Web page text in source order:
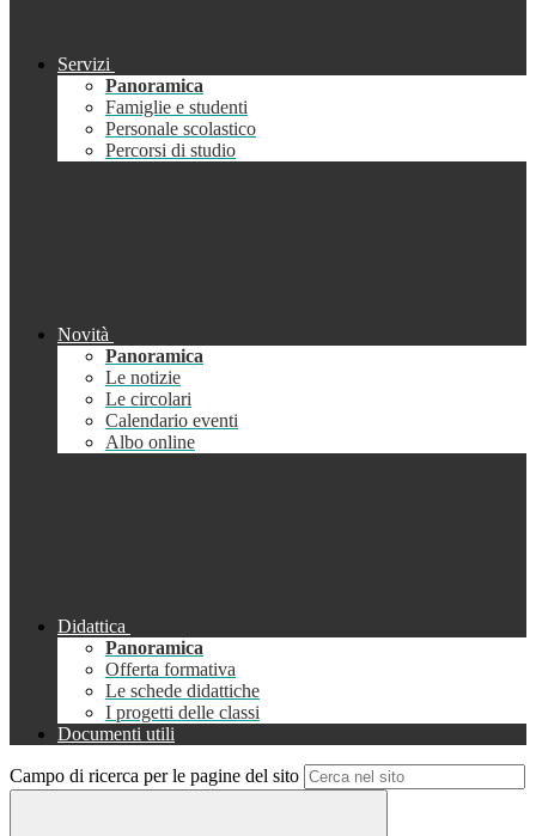
Servizi
Panoramica
Famiglie e studenti
Personale scolastico
Percorsi di studio
Novità
Panoramica
Le notizie
Le circolari
Calendario eventi
Albo online
Didattica
Panoramica
Offerta formativa
Le schede didattiche
I progetti delle classi
Documenti utili
Campo di ricerca per le pagine del sito